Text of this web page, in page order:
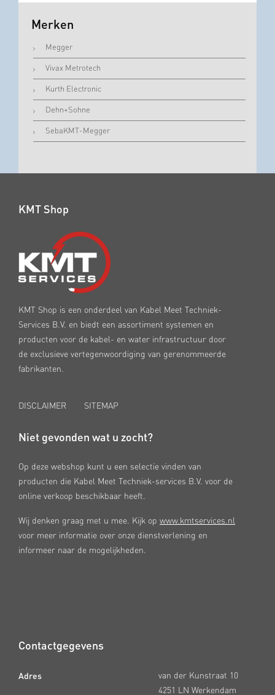
Merken
Megger
Vivax Metrotech
Kurth Electronic
Dehn+Sohne
SebaKMT-Megger
KMT Shop
KMT Shop is een onderdeel van Kabel Meet Techniek-
Services B.V. en biedt een assortiment systemen en
producten voor de kabel- en water infrastructuur door
de exclusieve vertegenwoordiging van gerenommeerde
fabrikanten.
DISCLAIMER SITEMAP
Niet gevonden wat u zocht?
Op deze webshop kunt u een selectie vinden van
producten die Kabel Meet Techniek-services B.V. voor de
online verkoop beschikbaar heeft.
Wij denken graag met u mee. Kijk op www.kmtservices.nl
voor meer informatie over onze dienstverlening en
informeer naar de mogelijkheden.
Contactgegevens
Adres
van der Kunstraat 10
4251 LN Werkendam